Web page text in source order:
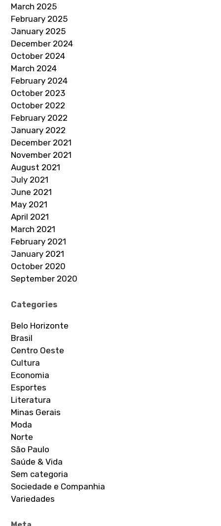
March 2025
February 2025
January 2025
December 2024
October 2024
March 2024
February 2024
October 2023
October 2022
February 2022
January 2022
December 2021
November 2021
August 2021
July 2021
June 2021
May 2021
April 2021
March 2021
February 2021
January 2021
October 2020
September 2020
Categories
Belo Horizonte
Brasil
Centro Oeste
Cultura
Economia
Esportes
Literatura
Minas Gerais
Moda
Norte
São Paulo
Saúde & Vida
Sem categoria
Sociedade e Companhia
Variedades